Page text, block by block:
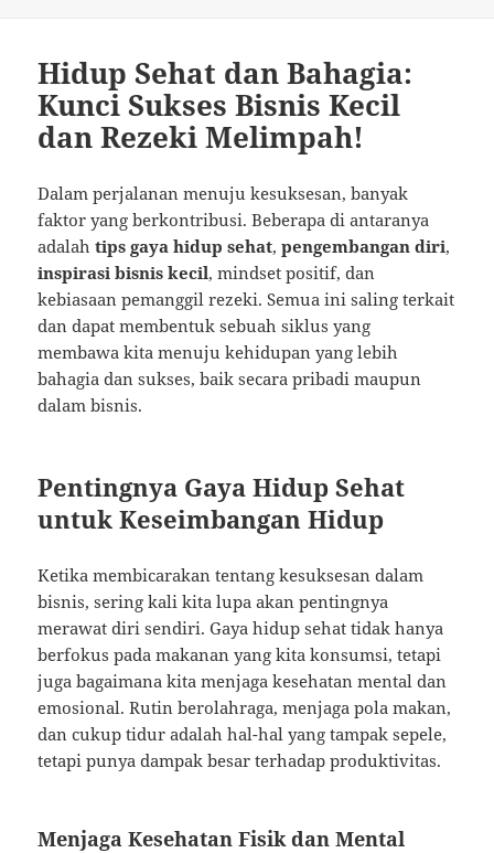
Hidup Sehat dan Bahagia:
Kunci Sukses Bisnis Kecil
dan Rezeki Melimpah!
Dalam perjalanan menuju kesuksesan, banyak
faktor yang berkontribusi. Beberapa di antaranya
adalahtips gaya hidup sehat,pengembangan diri,
inspirasi bisnis kecil, mindset positif, dan
kebiasaan pemanggil rezeki. Semua ini saling terkait
dan dapat membentuk sebuah siklus yang
membawa kita menuju kehidupan yang lebih
bahagia dan sukses, baik secara pribadi maupun
dalam bisnis.
Pentingnya Gaya Hidup Sehat
untuk Keseimbangan Hidup
Ketika membicarakan tentang kesuksesan dalam
bisnis, sering kali kita lupa akan pentingnya
merawat diri sendiri. Gaya hidup sehat tidak hanya
berfokus pada makanan yang kita konsumsi, tetapi
juga bagaimana kita menjaga kesehatan mental dan
emosional. Rutin berolahraga, menjaga pola makan,
dan cukup tidur adalah hal-hal yang tampak sepele,
tetapi punya dampak besar terhadap produktivitas.
Menjaga Kesehatan Fisik dan Mental